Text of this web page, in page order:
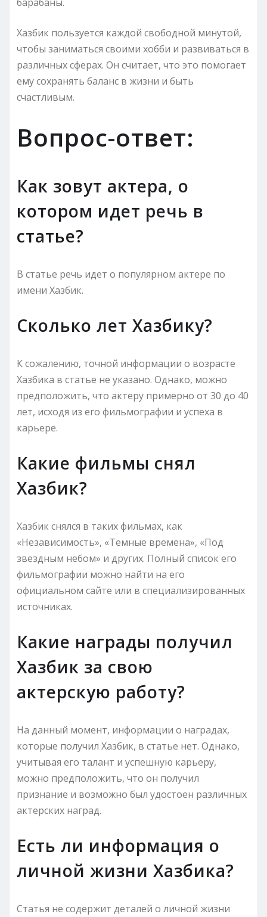
Хазбик пользуется каждой свободной минутой,
чтобы заниматься своими хобби и развиваться в
различных сферах. Он считает, что это помогает
ему сохранять баланс в жизни и быть
счастливым.
Вопрос-ответ:
Как зовут актера, о
котором идет речь в
статье?
В статье речь идет о популярном актере по
имени Хазбик.
Сколько лет Хазбику?
К сожалению, точной информации о возрасте
Хазбика в статье не указано. Однако, можно
предположить, что актеру примерно от 30 до 40
лет, исходя из его фильмографии и успеха в
карьере.
Какие фильмы снял
Хазбик?
Хазбик снялся в таких фильмах, как
«Независимость», «Темные времена», «Под
звездным небом» и других. Полный список его
фильмографии можно найти на его
официальном сайте или в специализированных
источниках.
Какие награды получил
Хазбик за свою
актерскую работу?
На данный момент, информации о наградах,
которые получил Хазбик, в статье нет. Однако,
учитывая его талант и успешную карьеру,
можно предположить, что он получил
признание и возможно был удостоен различных
актерских наград.
Есть ли информация о
личной жизни Хазбика?
Статья не содержит деталей о личной жизни